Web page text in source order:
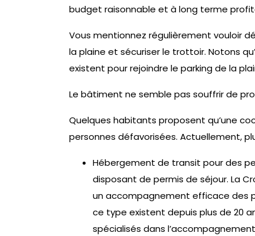
budget raisonnable et à long terme
Vous mentionnez régulièrement vouloir
la plaine et sécuriser le trottoir. Notons
existent pour rejoindre le parking de la
Le bâtiment ne semble pas souffrir de
Quelques habitants proposent qu’une
personnes défavorisées. Actuellement,
Hébergement de transit pour des
disposant de permis de séjour. La
un accompagnement efficace des
ce type existent depuis plus de 20
spécialisés dans